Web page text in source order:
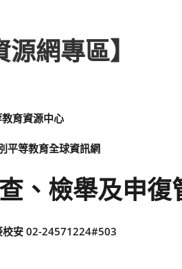
源網專區】
育資源中心
平等教育全球資訊網
、檢舉及申復
校安 02-24571224#503